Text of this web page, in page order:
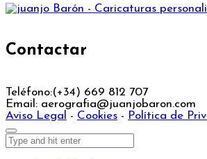
Contactar
Teléfono:(+34) 669 812 707
Email: aerografia@juanjobaron.com
Aviso Legal - Cookies - Política de